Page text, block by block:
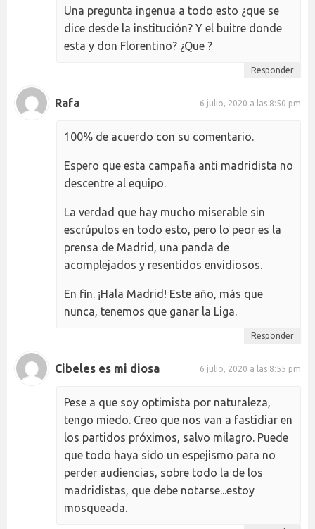
Una pregunta ingenua a todo esto ¿que se
dice desde la institución? Y el buitre donde
esta y don Florentino? ¿Que ?
Responder
Rafa 6 julio, 2020 a las 8:50 pm
100% de acuerdo con su comentario.
Espero que esta campaña anti madridista no
descentre al equipo.
La verdad que hay mucho miserable sin
escrúpulos en todo esto, pero lo peor es la
prensa de Madrid, una panda de
acomplejados y resentidos envidiosos.
En fin. ¡Hala Madrid! Este año, más que
nunca, tenemos que ganar la Liga.
Responder
Cibeles es mi diosa 6 julio, 2020 a las 8:55 pm
Pese a que soy optimista por naturaleza,
tengo miedo. Creo que nos van a fastidiar en
los partidos próximos, salvo milagro. Puede
que todo haya sido un espejismo para no
perder audiencias, sobre todo la de los
madridistas, que debe notarse...estoy
mosqueada.